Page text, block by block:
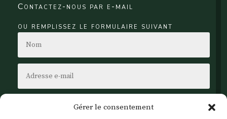
Gérer le consentement
Contactez-nous par e-mail
ou remplissez le formulaire suivant